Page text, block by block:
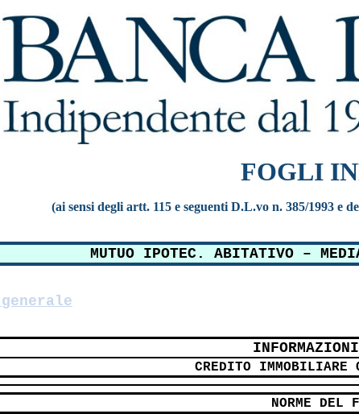
FOGLI
(ai sensi degli artt. 115 e seguenti D.L.vo n. 385/1993 e
MUTUO IPOTEC. ABITATIVO –
CREDITO IMMOBILIARE
NORME DEL